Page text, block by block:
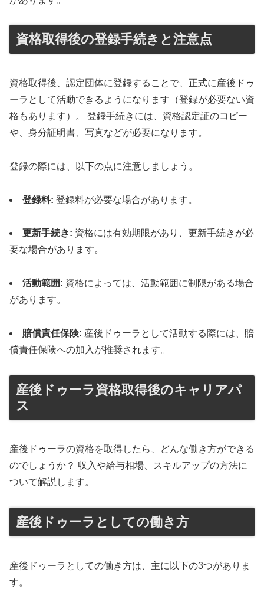
資格取得後の登録手続きと注意点
資格取得後、認定団体に登録することで、正式に産後ドゥ
ーラとして活動できるようになります（登録が必要ない資
格もあります）。 登録手続きには、資格認定証のコピー
や、身分証明書、写真などが必要になります。
登録の際には、以下の点に注意しましょう。
登録料: 登録料が必要な場合があります。
更新手続き: 資格には有効期限があり、更新手続きが必
要な場合があります。
活動範囲: 資格によっては、活動範囲に制限がある場合
があります。
賠償責任保険: 産後ドゥーラとして活動する際には、賠
償責任保険への加入が推奨されます。
産後ドゥーラ資格取得後のキャリアパ
ス
産後ドゥーラの資格を取得したら、どんな働き方ができる
のでしょうか？ 収入や給与相場、スキルアップの方法に
ついて解説します。
産後ドゥーラとしての働き方
産後ドゥーラとしての働き方は、主に以下の3つがありま
す。